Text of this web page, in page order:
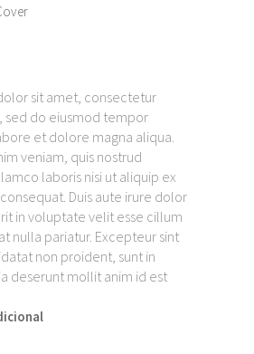
sit amet, consectetur
sed do eiusmod tempor
et dolore magna aliqua.
veniam, quis nostrud
laboris nisi ut aliquip ex
Duis aute irure dolor
in voluptate velit esse cillum
nulla pariatur. Excepteur sint
non proident, sunt in
deserunt mollit anim id est